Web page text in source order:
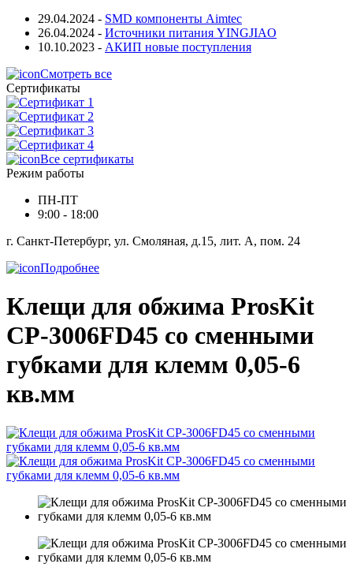
29.04.2024 - SMD компоненты Aimtec
26.04.2024 - Источники питания YINGJIAO
10.10.2023 - АКИП новые поступления
Смотреть все
Сертификаты
Все сертификаты
Режим работы
ПН-ПТ
9:00 - 18:00
г. Санкт-Петербург, ул. Смоляная, д.15, лит. А, пом. 24
Подробнее
Клещи для обжима ProsKit
CP-3006FD45 со сменными
губками для клемм 0,05-6
кв.мм